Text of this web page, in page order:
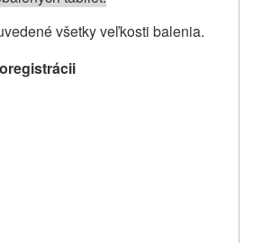
všetky veľkosti balenia.
oregistrácii